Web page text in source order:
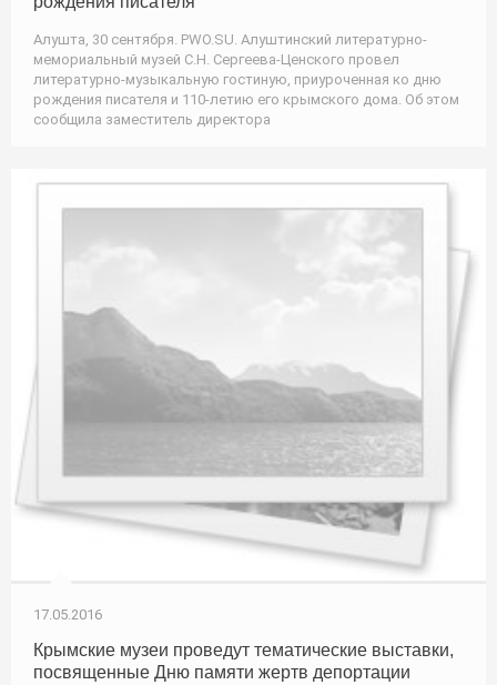
Алушта, 30 сентября. PWO.SU. Алуштинский литературно-
мемориальный музей С.Н. Сергеева-Ценского провел
литературно-музыкальную гостиную, приуроченная ко дню
рождения писателя и 110-летию его крымского дома. Об этом
сообщила заместитель директора
17.05.2016
Крымские музеи проведут тематические выставки,
посвященные Дню памяти жертв депортации